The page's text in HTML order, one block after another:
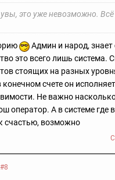
это уже невозможно. Всё
Админ и народ, знает
это всего лишь
стоящих на разных
конечном счете он
Не важно
оператор. А в системе где
счастью, возможно
#8